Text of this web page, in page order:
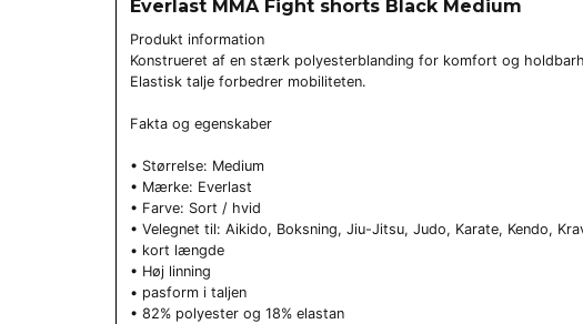
Everlast MMA Fight shorts Black Medium
Produkt information
Konstrueret af en stærk polyesterblanding for komfort og
Elastisk talje forbedrer mobiliteten.
Fakta og egenskaber
• Størrelse: Medium
• Mærke: Everlast
• Farve: Sort / hvid
• Velegnet til: Aikido, Boksning, Jiu-Jitsu, Judo, Karate, Kendo,
• kort længde
• Høj linning
• pasform i taljen
• 82% polyester og 18% elastan